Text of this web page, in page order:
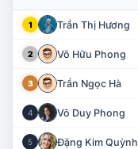
1 Trần Thị Hương
2 Võ Hữu Phong
3 Trần Ngọc Hà
4 Võ Duy Phong
5 Đặng Kim Quỳnh